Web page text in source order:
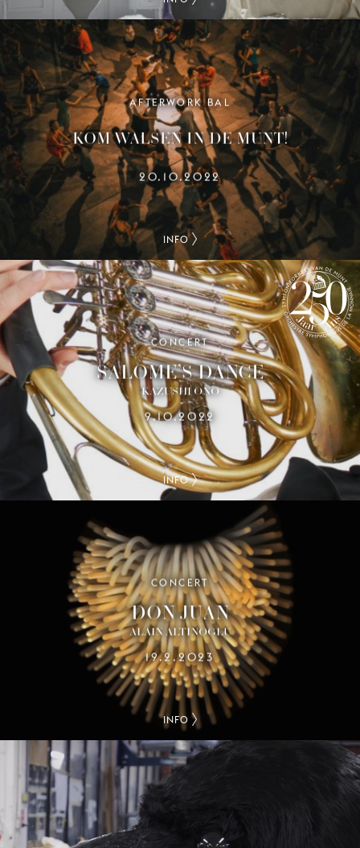
AFTERWORK BAL
KOM WALSEN IN DE MUNT!
20.10.2022
INFO
SYMFONIEORKEST VAN DE MUNT
250 JAAR
CONCERT
SALOME’S DANCE
KAZUSHI ONO
9.10.2022
INFO
CONCERT
DON JUAN
ALAIN ALTINOGLU
19.2.2023
INFO